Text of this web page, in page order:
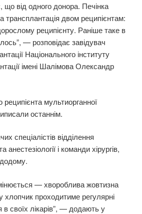
що від одного донора. Печінка
трансплантація двом реципієнтам:
реципієнту. Раніше таке в
— розповідає завідувач
Національного інституту
імені Шалімова Олександр
мультиорганної
останнім.
спеціалістів відділення
анестезіології і команди хірургів,
— хвороблива жовтизна
хлопчик проходитиме регулярні
в своїх лікарів”, — додають у